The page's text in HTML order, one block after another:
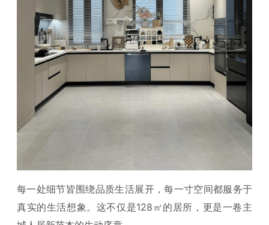
每一处细节皆围绕品质生活展开，每一寸空间都服务于
真实的生活想象。这不仅是128㎡的居所，更是一卷主